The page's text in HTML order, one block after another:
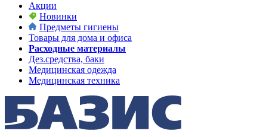
Акции
Новинки
Предметы гигиены
Товары для дома и офиса
Расходные материалы
Дез.средства, баки
Медицинская одежда
Медицинская техника